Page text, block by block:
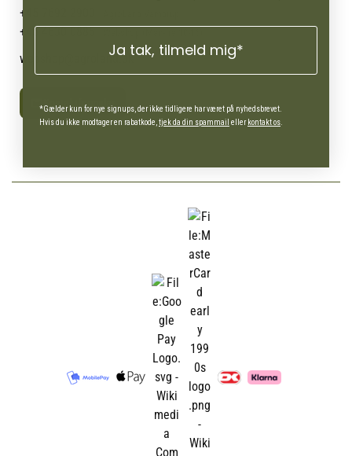
+45 7692 2900
+45 4630 0885
webshop@agroland.dk
Kontaktformular
Ja tak, tilmeld mig*
*Gælder kun for nye signups, der ikke tidligere har været på nyhedsbrevet.
Hvis du ikke modtager en rabatkode, tjek da din spammail ellerkontakt os